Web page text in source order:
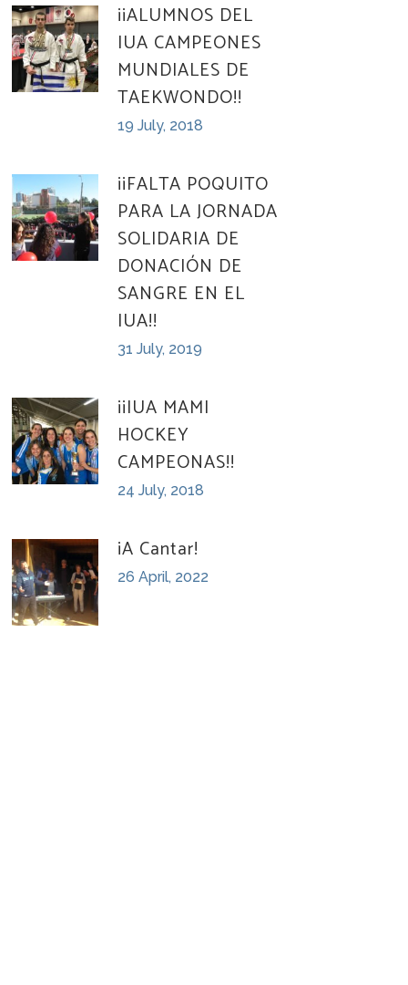
¡¡ALUMNOS DEL
IUA CAMPEONES
MUNDIALES DE
TAEKWONDO!!
19 July, 2018
¡¡FALTA POQUITO
PARA LA JORNADA
SOLIDARIA DE
DONACIÓN DE
SANGRE EN EL
IUA!!
31 July, 2019
¡¡IUA MAMI
HOCKEY
CAMPEONAS!!
24 July, 2018
¡A Cantar!
26 April, 2022